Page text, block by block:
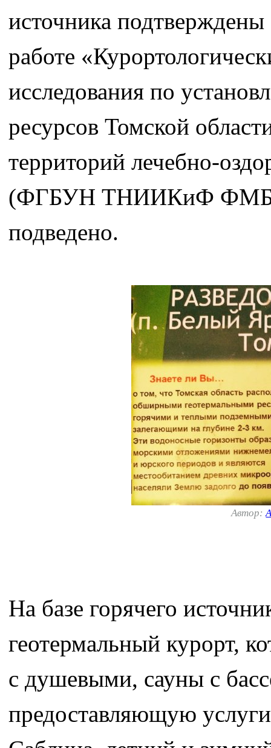
источника подтверждены
работе
исследования по
ресурсов Томской
территорий лечебно-
(ФГБУН ТНИИКиФ ФМБА
подведено.
Автор:
На базе горячего
геотермальный курорт,
с душевыми, сауны с
предоставляющую